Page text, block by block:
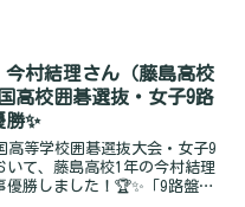
今村結理さん（藤島高校
高校囲碁選抜・女子9路
勝✨
高等学校囲碁選抜大会・女子9
いて、藤島高校1年の今村結理
優勝しました！🏆✨「9路盤は